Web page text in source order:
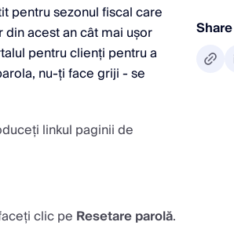
pentru sezonul fiscal care
acest an cât mai ușor
pentru clienți pentru a
nu-ți face griji - se
linkul paginii de
clic pe Resetare parolă.
Share